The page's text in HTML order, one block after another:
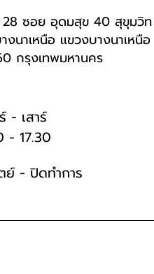
ซอย อุดมสุข 40 สุขุมวิท
งนาเหนือ เเขวงบางนาเหนือ
กรุงเทพมหานคร
- เสาร์
- 17.30
ย์ - ปิดทำการ